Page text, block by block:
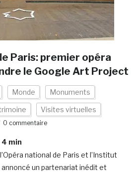
Paris: premier opéra
le Google Art Project
Monde Monuments
Visites virtuelles
0 commentaire
4 min
national de Paris et l’Institut
un partenariat inédit et